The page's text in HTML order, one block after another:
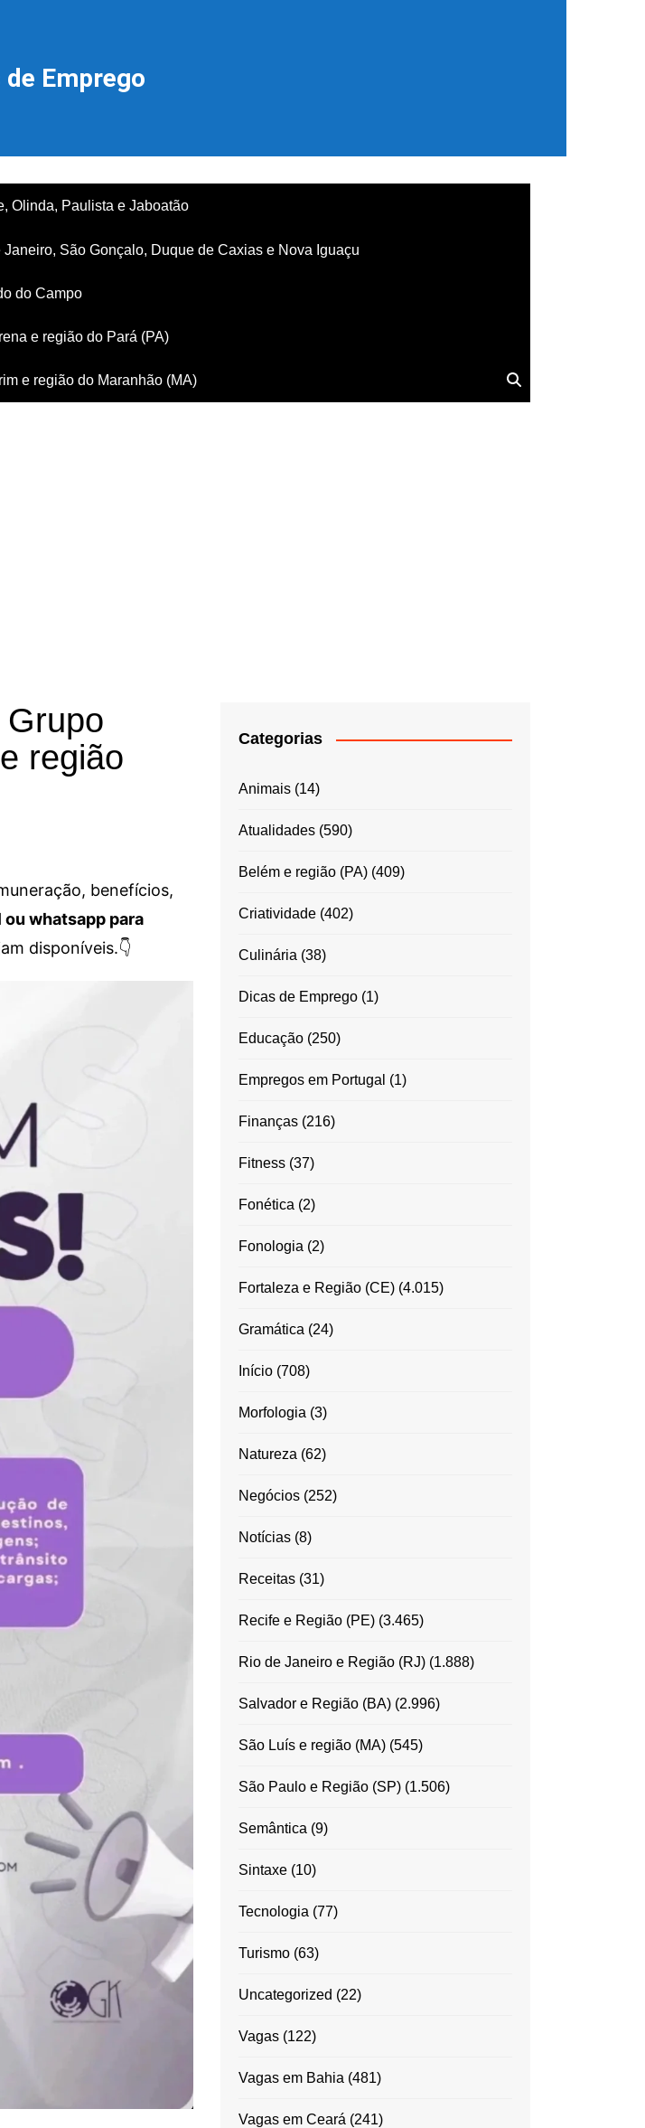
de Emprego
Olinda, Paulista e Jaboatão
Janeiro, São Gonçalo, Duque de Caxias e Nova Iguaçu
do Campo
e região do Pará (PA)
e região do Maranhão (MA)
região
benefícios,
ou whatsapp para
disponíveis.👇
Categorias
Animais(14)
Atualidades(590)
Belém e região (PA)(409)
Criatividade(402)
Culinária (38)
Dicas de Emprego(1)
Educação(250)
Empregos em Portugal (1)
Finanças(216)
Fitness(37)
Fonética (2)
Fonologia (2)
Fortaleza e Região (CE)(4.015)
Gramática (24)
Início(708)
Morfologia (3)
Natureza (62)
Negócios(252)
Notícias(8)
Receitas(31)
Recife e Região (PE)(3.465)
Rio de Janeiro e Região (RJ)(1.888)
Salvador e Região (BA)(2.996)
São Luís e região (MA)(545)
São Paulo e Região (SP)(1.506)
Semântica (9)
Sintaxe(10)
Tecnologia (77)
Turismo(63)
Uncategorized (22)
Vagas(122)
Vagas em Bahia (481)
Vagas em Ceará (241)